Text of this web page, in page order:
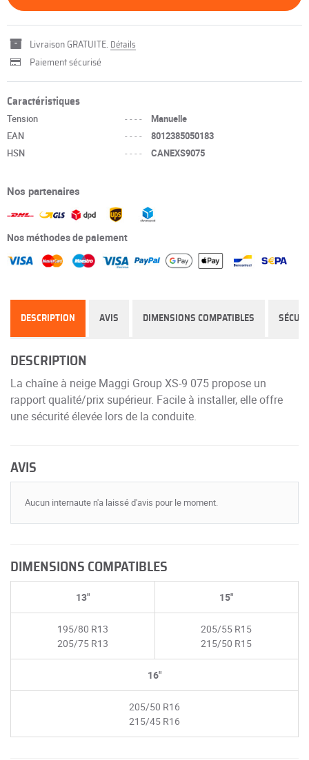
Livraison GRATUITE. Détails
Paiement sécurisé
Caractéristiques
Tension ----
Manuelle
EAN
----
8012385050183
HSN
---- CANEXS9075
Nos partenaires
Nos méthodes de paiement
DESCRIPTION AVIS DIMENSIONS COMPATIBLES
DESCRIPTION
La chaîne à neige Maggi Group XS-9 075 propose un
rapport qualité/prix supérieur. Facile à installer, elle offre
une sécurité élevée lors de la conduite.
AVIS
Aucun internaute n'a laissé d'avis pour le moment.
DIMENSIONS COMPATIBLES
13"
195/80 R13
205/75 R13
15"
205/55 R15
215/50 R15
16"
205/50 R16
215/45 R16